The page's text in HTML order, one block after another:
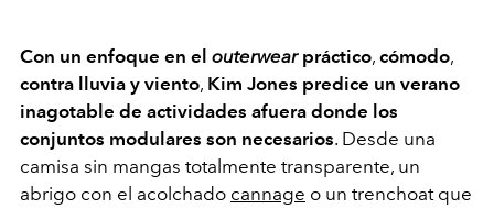
Con un enfoque en el outerwearpráctico, cómodo,
contra lluvia y viento, Kim Jones predice un verano
inagotable de actividades afuera donde los
conjuntos modulares son necesarios. Desde una
camisa sin mangas totalmente transparente, un
abrigo con el acolchado cannage o un trenchoat que